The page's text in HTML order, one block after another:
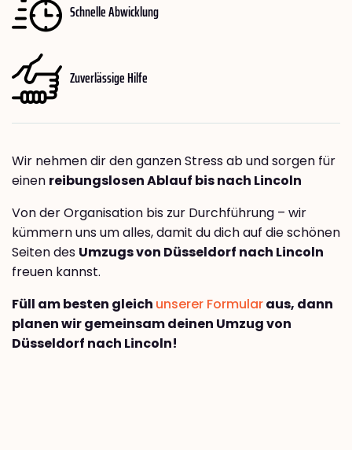
Schnelle Abwicklung
Zuverlässige Hilfe
Wir nehmen dir den ganzen Stress ab und sorgen für
einen reibungslosen Ablauf bis nach Lincoln
Von der Organisation bis zur Durchführung – wir
kümmern uns um alles, damit du dich auf die schönen
Seiten des Umzugs von Düsseldorf nach Lincoln
freuen kannst.
Füll am besten gleich unserer Formularaus, dann
planen wir gemeinsam deinen Umzug von
Düsseldorf nach Lincoln!